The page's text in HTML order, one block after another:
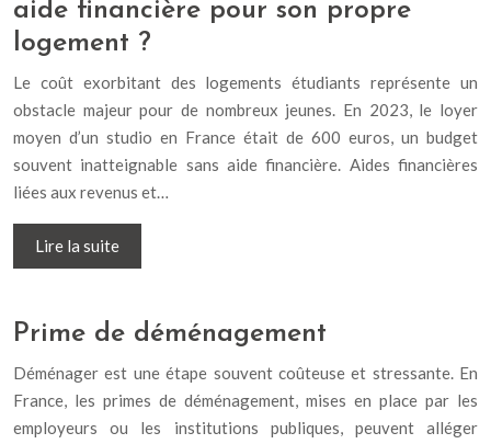
aide financière pour son propre
logement ?
Le coût exorbitant des logements étudiants représente un
obstacle majeur pour de nombreux jeunes. En 2023, le loyer
moyen d’un studio en France était de 600 euros, un budget
souvent inatteignable sans aide financière. Aides financières
liées aux revenus et…
Lire la suite
Prime de déménagement
Déménager est une étape souvent coûteuse et stressante. En
France, les primes de déménagement, mises en place par les
employeurs ou les institutions publiques, peuvent alléger